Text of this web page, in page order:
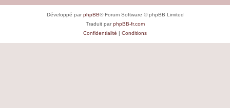
Développé parphpBB® Forum Software © phpBB Limited
Traduit parphpBB-fr.com
Confidentialité | Conditions